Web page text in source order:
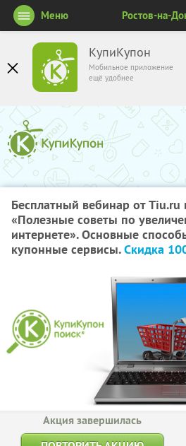
КупиКупон
Мобильное приложение
ещё удобнее
Меню Ростов-на-
Бесплатный вебинар от
«Полезные советы по
интернете». Основные
купонные сервисы.Скидка
Акция завершилась